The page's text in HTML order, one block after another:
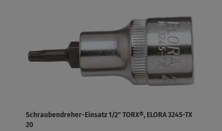
Schraubendreher-Einsatz 1/2" TORX®, ELORA 3245-TX
20